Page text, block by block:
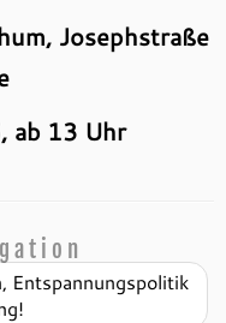
Josephstraße
ab 13 Uhr
Entspannungspolitik